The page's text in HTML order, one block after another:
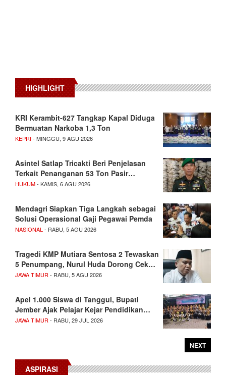
HIGHLIGHT
KRI Kerambit-627 Tangkap Kapal Diduga
Bermuatan Narkoba 1,3 Ton
KEPRI- MINGGU, 9 AGU 2026
Asintel Satlap Tricakti Beri Penjelasan
Terkait Penanganan 53 Ton Pasir…
HUKUM- KAMIS, 6 AGU 2026
Mendagri Siapkan Tiga Langkah sebagai
Solusi Operasional Gaji Pegawai Pemda
NASIONAL - RABU, 5 AGU 2026
Tragedi KMP Mutiara Sentosa 2 Tewaskan
5 Penumpang, Nurul Huda Dorong Cek…
JAWA TIMUR - RABU, 5 AGU 2026
Apel 1.000 Siswa di Tanggul, Bupati
Jember Ajak Pelajar Kejar Pendidikan…
JAWA TIMUR - RABU, 29 JUL 2026
NEXT
ASPIRASI